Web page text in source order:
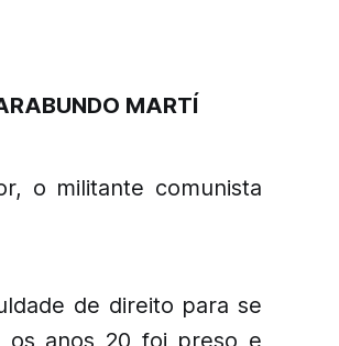
MARTÍ
o militante comunista
de direito para se
os anos 20 foi preso e